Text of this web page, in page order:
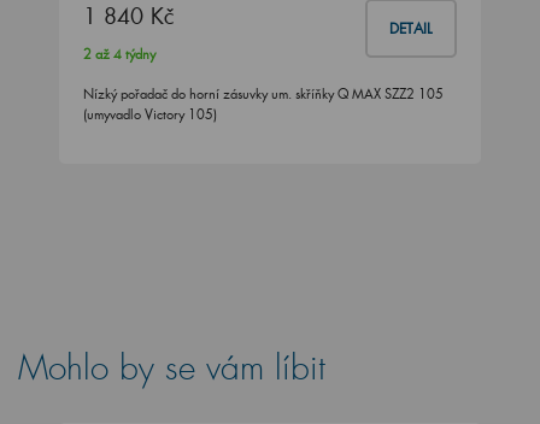
1 840 Kč DETAIL
2 až 4 týdny
Nízký pořadač do horní zásuvky um. skříňky Q MAX SZZ2 105
(umyvadlo Victory 105)
Mohlo by se vám líbit